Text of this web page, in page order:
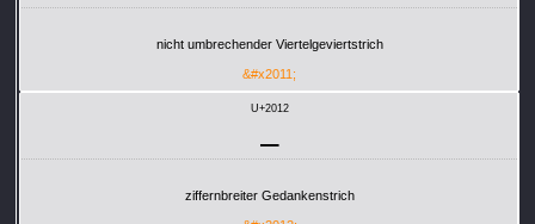
nicht umbrechender Viertelgeviertstrich
&#x2011;
U+2012
‒
ziffernbreiter Gedankenstrich